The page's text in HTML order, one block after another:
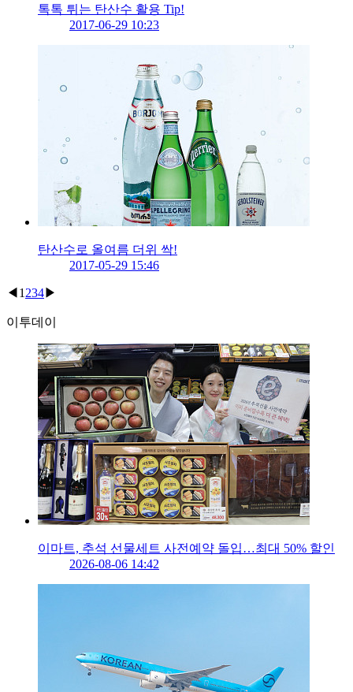
톡톡 튀는 탄산수 활용 Tip!
2017-06-29 10:23
탄산수로 올여름 더위 싹!
2017-05-29 15:46
◀ 1 234▶
이투데이
이마트, 추석 선물세트 사전예약 돌입…최대 50% 할인
2026-08-06 14:42